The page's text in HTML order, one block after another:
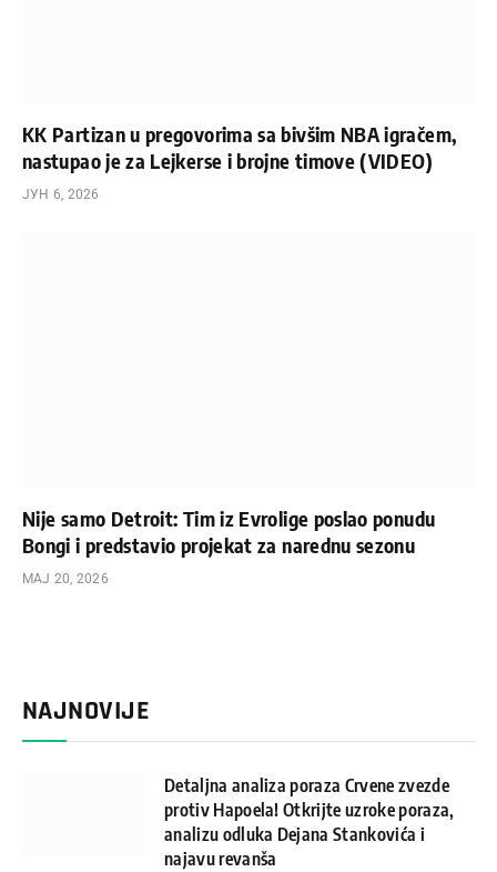
KK Partizan u pregovorima sa bivšim NBA igračem,
nastupao je za Lejkerse i brojne timove (VIDEO)
ЈУН 6, 2026
Nije samo Detroit: Tim iz Evrolige poslao ponudu
Bongi i predstavio projekat za narednu sezonu
МАЈ 20, 2026
NAJNOVIJE
Detaljna analiza poraza Crvene zvezde
protiv Hapoela! Otkrijte uzroke poraza,
analizu odluka Dejana Stankovića i
najavu revanša